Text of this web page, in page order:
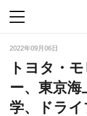
2022年09月06日
トヨタ・
ー、東京海
学、ドラ